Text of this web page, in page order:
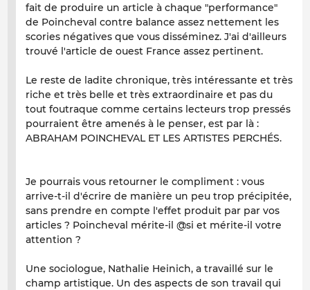
fait de produire un article à chaque "performance"
de Poincheval contre balance assez nettement les
scories négatives que vous disséminez. J'ai d'ailleurs
trouvé l'article de ouest France assez pertinent.
Le reste de ladite chronique, très intéressante et très
riche et très belle et très extraordinaire et pas du
tout foutraque comme certains lecteurs trop pressés
pourraient être amenés à le penser, est par là :
ABRAHAM POINCHEVAL ET LES ARTISTES PERCHÉS.
Je pourrais vous retourner le compliment : vous
arrive-t-il d'écrire de manière un peu trop précipitée,
sans prendre en compte l'effet produit par par vos
articles ? Poincheval mérite-il @si et mérite-il votre
attention ?
Une sociologue, Nathalie Heinich, a travaillé sur le
champ artistique. Un des aspects de son travail qui